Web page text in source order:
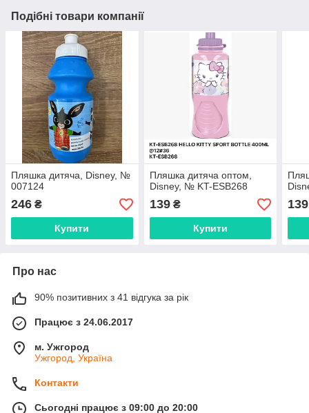
Подібні товари компанії
Пляшка дитяча, Disney, №
007124
246 ₴
Купити
Пляшка дитяча оптом,
Disney, № KT-ESB268
139₴
Купити
139
Про нас
90% позитивних з 41 відгука за рік
Працює з 24.06.2017
м. Ужгород
Ужгород, Україна
Контакти
Сьогодні працює з 09:00 до 20:00